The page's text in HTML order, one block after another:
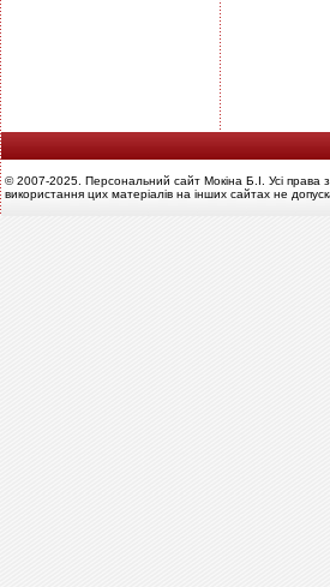
© 2007-2025. Персональний сайт Мокіна Б.І. Усі права
використання цих матеріалів на інших сайтах не